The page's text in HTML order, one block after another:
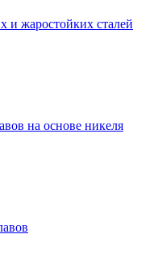
и жаростойких сталей
на основе никеля